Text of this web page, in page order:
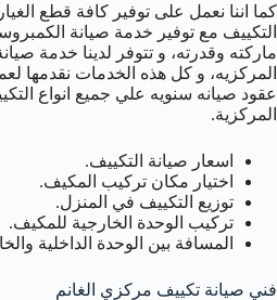
كما اننا نعمل على توفير كافة قطع
التكييف مع توفير خدمة صيانة
ماركته وقدرته، و تتوفر لدينا خدمة
المركزيه، و كل هذه الخدمات نقدمها
عقود صيانه سنويه علي جميع انواع
المركزية.
اسعار صيانة التكييف.
اختيار مكان تركيب المكيف.
توزيع التكييف في المنزل.
تركيب الوحدة الخارجية للمكيف.
المسافة بين الوحدة الداخلية
فني صيانة تكييف مركزي الغانم